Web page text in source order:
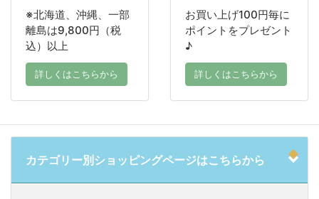
※北海道、沖縄、一部
離島は9,800円（税
込）以上
詳しくはこちらから
お買い上げ100円毎に
ポイントをプレゼント
♪
詳しくはこちらから
カテゴリー別ショッピングページはこちらから